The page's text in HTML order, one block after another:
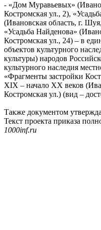
- «Дом Муравьевых»
Костромская ул., 2),
(Ивановская область, г.
«Усадьба Найденова»
Костромская ул., 24) – в
объектов культурного
культуры) народов
культурного наследия
«Фрагменты застройки
XIX – начало XX веков
Костромская ул.) (вид –
Также документом
Текст проекта приказа
1000inf.ru